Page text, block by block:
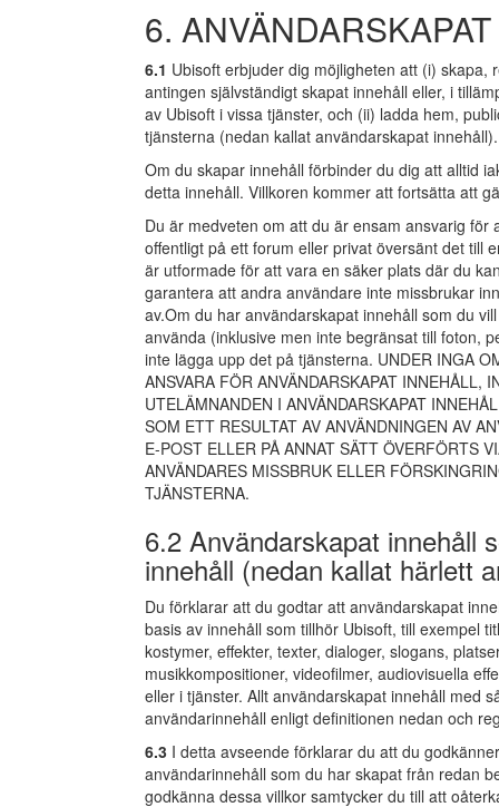
6.
6.1 Ubisoft erbjuder dig möjligheten att (i)
antingen självständigt skapat innehåll eller, i
av Ubisoft i vissa tjänster, och (ii) ladda hem,
tjänsterna (nedan kallat användarskapat innehåll).
Om du skapar innehåll förbinder du dig att alltid
detta innehåll. Villkoren kommer att fortsätta att
Du är medveten om att du är ensam ansvarig
offentligt på ett forum eller privat översänt det till
är utformade för att vara en säker plats där du
garantera att andra användare inte missbrukar
av.Om du har användarskapat innehåll som du
använda (inklusive men inte begränsat till foton,
inte lägga upp det på tjänsterna. UNDER INGA
ANSVARA FÖR ANVÄNDARSKAPAT
UTELÄMNANDEN I ANVÄNDARSKAPAT
SOM ETT RESULTAT AV ANVÄNDNINGEN AV
E-POST ELLER PÅ ANNAT SÄTT ÖVERFÖRTS
ANVÄNDARES MISSBRUK ELLER
TJÄNSTERNA.
6.2 Användarskapat innehåll
innehåll (nedan kallat härlett
Du förklarar att du godtar att användarskapat
basis av innehåll som tillhör Ubisoft, till exempel
kostymer, effekter, texter, dialoger, slogans,
musikkompositioner, videofilmer, audiovisuella
eller i tjänster. Allt användarskapat innehåll med
användarinnehåll enligt definitionen nedan och
6.3 I detta avseende förklarar du att du
användarinnehåll som du har skapat från redan
godkänna dessa villkor samtycker du till att